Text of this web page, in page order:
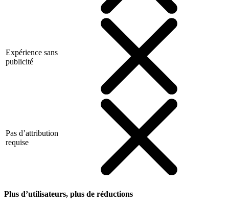
Expérience sans
publicité
Pas d’attribution
requise
Plus d’utilisateurs, plus de réductions